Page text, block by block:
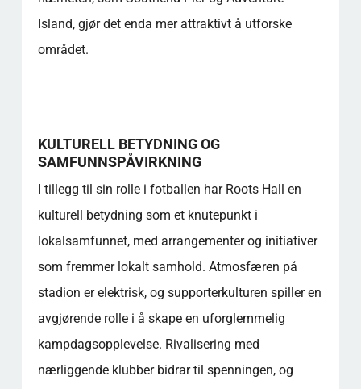
Island, gjør det enda mer attraktivt å utforske
området.
KULTURELL BETYDNING OG
SAMFUNNSPÅVIRKNING
I tillegg til sin rolle i fotballen har Roots Hall en
kulturell betydning som et knutepunkt i
lokalsamfunnet, med arrangementer og initiativer
som fremmer lokalt samhold. Atmosfæren på
stadion er elektrisk, og supporterkulturen spiller en
avgjørende rolle i å skape en uforglemmelig
kampdagsopplevelse. Rivalisering med
nærliggende klubber bidrar til spenningen, og